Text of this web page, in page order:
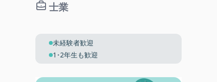
士業
未経験者歓迎
1･2年生も歓迎